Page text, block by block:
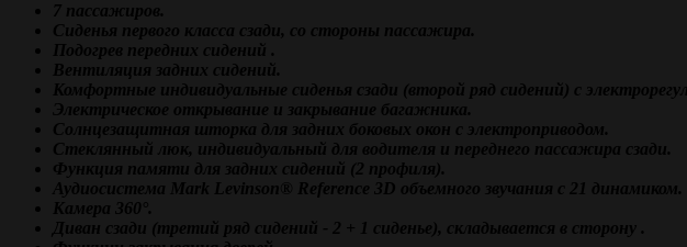
7 пассажиров.
Сиденья первого класса сзади, со стороны пассажира.
Подогрев передних сидений .
Вентиляция задних сидений.
Комфортные индивидуальные сиденья сзади (второй ряд сидений) с
Электрическое открывание и закрывание багажника.
Солнцезащитная шторка для задних боковых окон с электроприводом.
Стеклянный люк, индивидуальный для водителя и переднего пассажира сзади.
Функция памяти для задних сидений (2 профиля).
Аудиосистема Mark Levinson® Reference 3D объемного звучания с 21 динамиком.
Камера 360°.
Диван сзади (третий ряд сидений - 2 + 1 сиденье), складывается в сторону .